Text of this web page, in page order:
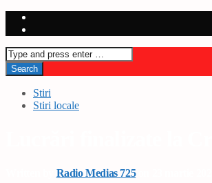
Stiri
Stiri locale
Radio Medias 725on 23 martie 2025